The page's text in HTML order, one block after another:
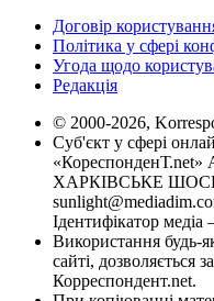
Договір
Політика у сфері
Угода щодо
Редакція
© 2000-2026,
Суб'єкт у сфері
«КореспонденТ.net»
ХАРКІВСЬКЕ ШОСЕ,
Ідентифікатор медіа
Використання будь-
сайті, дозволяється
Корреспондент.net.